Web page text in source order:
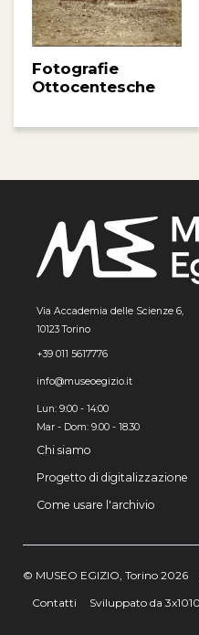
Fotografie
Ottocentesche
Via Accademia delle Scienze 6,
10123 Torino
+39 011 5617776
info@museoegizio.it
Lun: 9:00 - 14:00
Mar - Dom: 9.00 - 18.30
Chi siamo
Progetto di digitalizzazione
Come usare l'archivio
© MUSEO EGIZIO, Torino 2026
Contatti
Sviluppato da